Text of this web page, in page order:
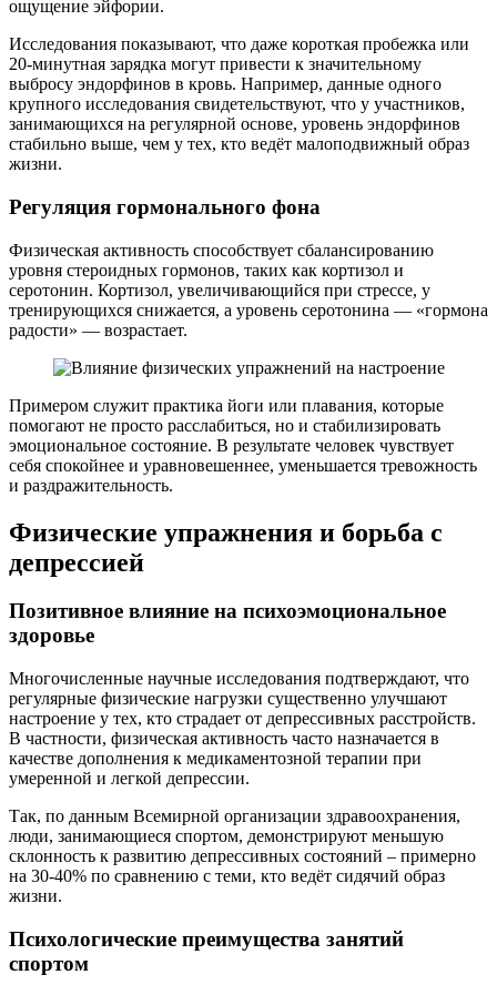
ощущение эйфории.
Исследования показывают, что даже короткая пробежка или
20-минутная зарядка могут привести к значительному
выбросу эндорфинов в кровь. Например, данные одного
крупного исследования свидетельствуют, что у участников,
занимающихся на регулярной основе, уровень эндорфинов
стабильно выше, чем у тех, кто ведёт малоподвижный образ
жизни.
Регуляция гормонального фона
Физическая активность способствует сбалансированию
уровня стероидных гормонов, таких как кортизол и
серотонин. Кортизол, увеличивающийся при стрессе, у
тренирующихся снижается, а уровень серотонина — «гормона
радости» — возрастает.
Примером служит практика йоги или плавания, которые
помогают не просто расслабиться, но и стабилизировать
эмоциональное состояние. В результате человек чувствует
себя спокойнее и уравновешеннее, уменьшается тревожность
и раздражительность.
Физические упражнения и борьба с
депрессией
Позитивное влияние на психоэмоциональное
здоровье
Многочисленные научные исследования подтверждают, что
регулярные физические нагрузки существенно улучшают
настроение у тех, кто страдает от депрессивных расстройств.
В частности, физическая активность часто назначается в
качестве дополнения к медикаментозной терапии при
умеренной и легкой депрессии.
Так, по данным Всемирной организации здравоохранения,
люди, занимающиеся спортом, демонстрируют меньшую
склонность к развитию депрессивных состояний – примерно
на 30-40% по сравнению с теми, кто ведёт сидячий образ
жизни.
Психологические преимущества занятий
спортом